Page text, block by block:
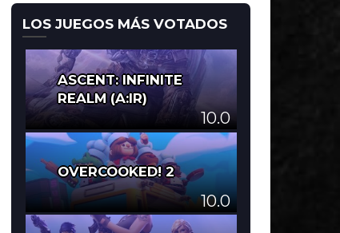
LOS JUEGOS MÁS VOTADOS
ASCENT: INFINITE
REALM (A:IR)
10.0
OVERCOOKED! 2
10.0